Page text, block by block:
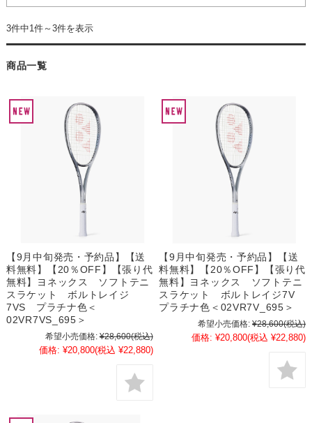
3件中1件～3件を表示
商品一覧
【9月中旬発売・予約品】【送
料無料】【20％OFF】【張り代
無料】ヨネックス ソフトテニ
スラケット ボルトレイジ
7VS プラチナ色＜
02VR7VS_695＞
希望小売価格: ¥28,600(税込)
価格: ¥20,800(税込 ¥22,880)
【9月中旬発売・予約品】【送
料無料】【20％OFF】【張り代
無料】ヨネックス ソフトテニ
スラケット ボルトレイジ7V
プラチナ色＜02VR7V_695＞
希望小売価格: ¥28,600(税込)
価格: ¥20,800(税込 ¥22,880)